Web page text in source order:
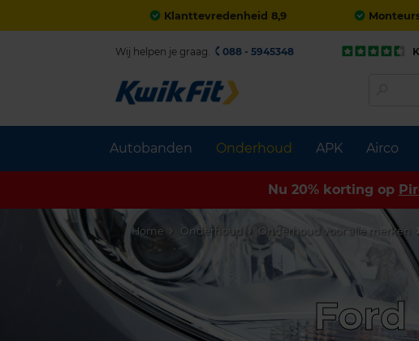
Klanttevredenheid 8,9
Autobanden Onderhoud APK Airco
Wij helpen je graag. 088 - 5945348
Nu 20% korting op
Home Onderhoud Onderhoud voor alle merken